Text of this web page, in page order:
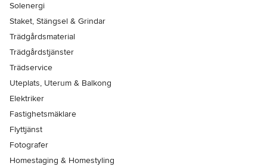
Solenergi
Staket, Stängsel & Grindar
Trädgårdsmaterial
Trädgårdstjänster
Trädservice
Uteplats, Uterum & Balkong
Elektriker
Fastighetsmäklare
Flyttjänst
Fotografer
Homestaging & Homestyling